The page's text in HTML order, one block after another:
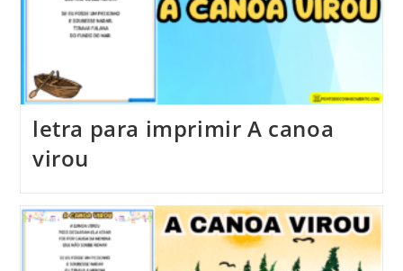
letra para imprimir A canoa
virou